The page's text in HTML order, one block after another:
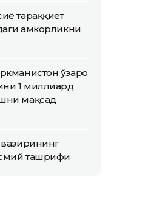
тараққиёт
ҳамкорликни
ўзаро
1 миллиард
мақсад
вазирининг
ташрифи